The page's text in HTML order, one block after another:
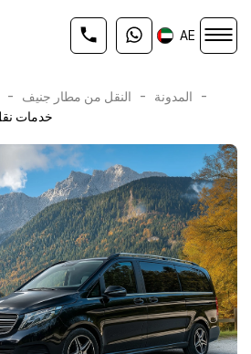
AE
- النقل من مطار جنيف - المدونة -
خدمات